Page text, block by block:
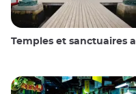
Temples et sanctuaires au Japon